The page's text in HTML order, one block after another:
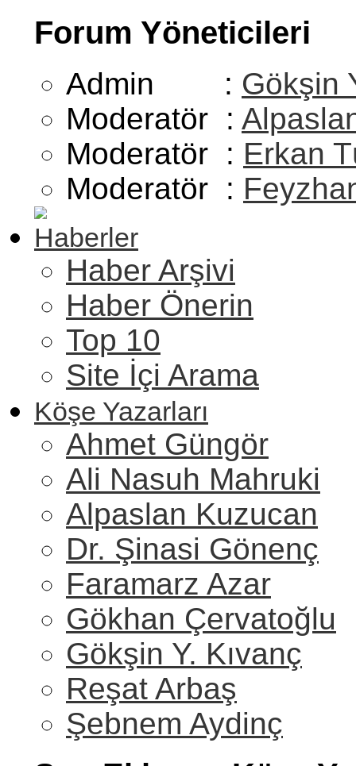
Forum Yöneticileri
Admin : Gökşin
Moderatör :
Moderatör : Erkan
Moderatör :
Haberler
Haber Arşivi
Haber Önerin
Top 10
Site İçi Arama
Köşe Yazarları
Ahmet Güngör
Ali Nasuh Mahruki
Alpaslan Kuzucan
Dr. Şinasi Gönenç
Faramarz Azar
Gökhan Çervatoğlu
Gökşin Y. Kıvanç
Reşat Arbaş
Şebnem Aydinç